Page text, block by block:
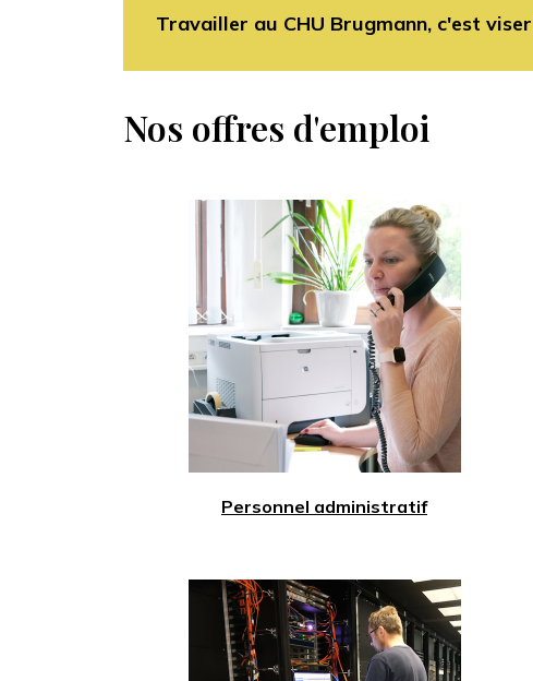
Travailler au CHU Brugmann, c'est
Nos offres d'emploi
Personnel administratif